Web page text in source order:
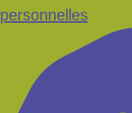
personnelles